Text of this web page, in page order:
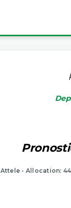
Attele - Allocation: